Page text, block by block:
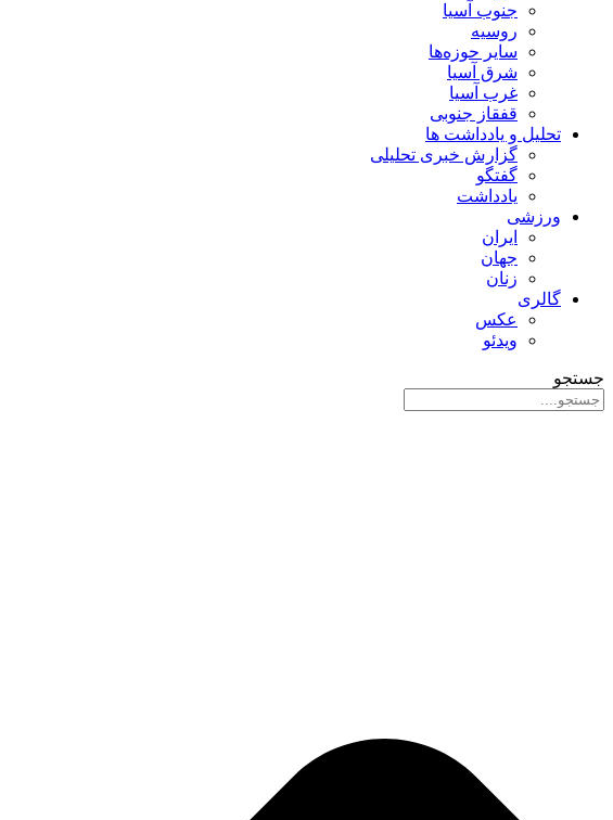
جنوب آسیا
روسیه
سایر حوزه‌ها
شرق آسیا
غرب آسیا
قفقاز جنوبی
تحلیل و یادداشت ها
گزارش خبری تحلیلی
گفتگو
یادداشت
ورزشی
ایران
جهان
زنان
گالری
عکس
ویدئو
جستجو